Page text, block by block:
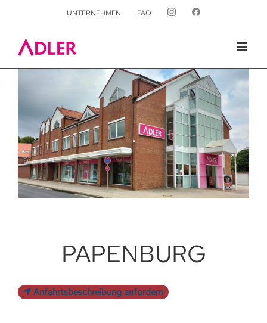
UNTERNEHMEN FAQ
PAPENBURG
Anfahrtsbeschreibung anfordern